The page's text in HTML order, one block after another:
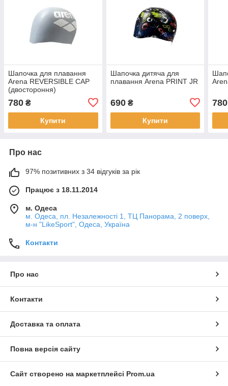
Шапочка для плавання
Arena REVERSIBLE CAP
(двостороння)
780 ₴
Купити
Шапочка дитяча для
плавання Arena PRINT JR
690₴
Купити
780
Про нас
97% позитивних з 34 відгуків за рік
Працює з 18.11.2014
м. Одеса
м. Одеса, пл. Незалежності 1, ТЦ Панорама, 2 поверх,
м-н "LikeSport", Одеса, Україна
Контакти
Про нас
Контакти
Доставка та оплата
Повна версія сайту
Сайт створено на маркетплейсі Prom.ua